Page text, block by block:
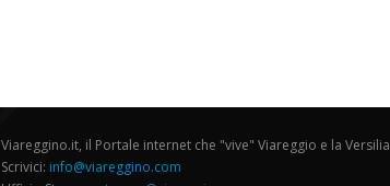
Viareggino.it, il Portale internet che "vive" Viareggio e la Versilia
Scrivici: info@viareggino.com